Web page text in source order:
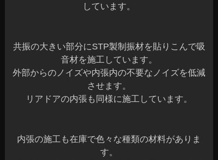
しています。
共振の大きい部分にSTP製制振材を貼りこんで吸
音材を施工しています。
外部からのノイズや内張内の不要なノイズを低減
させます。
リアドアの内張も同様に施工しています。
内張の施工も在庫で色々な種類の材料がありま
す。